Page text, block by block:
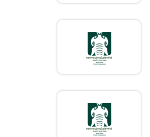
อาหารสัตว์ ประเภทเนื้อสัตว์
และผลผลิตจากสัตว์ ตั้งแต่
วันที่ 1 มีนาคม 2563 ถึง 30
กันยายน 2563
ยกเลิกประกาศเชิญชวน
ประกวดราคาจ้างฝึกและ
แสดง Night Predators
Show ประจำปี 2563 ระยะ
เวลา 9 เดือน จำนวน 1 งาน
ด้วยวิธีประกวดราคา
อิเล็กทรอนิกส์ (e-bidding)
ประกาศผู้ชนะการเสนอราคา
จ้างดำเนินการวิจัยการตลาด
และประชาสัมพันธ์ โดยวิธี